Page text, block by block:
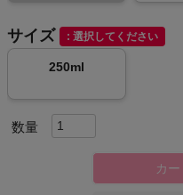
キャンプ・フェス
サイズ 選択してください
250ml
カ